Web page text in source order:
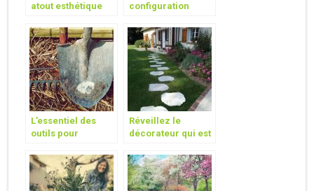
atout esthétique
configuration
futur jardin?
L’essentiel des
outils pour
jardiner
Réveillez le
décorateur qui est
aménagez votre
jardin en toute
beauté !